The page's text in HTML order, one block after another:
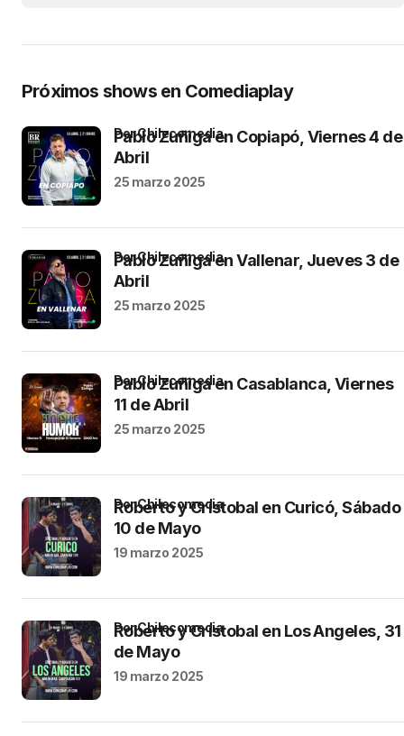
Próximos shows en Comediaplay
Pablo Zuñiga en Copiapó, Viernes 4 de
Abril
por Chilecomedia
25 marzo 2025
Pablo Zuñiga en Vallenar, Jueves 3 de
Abril
por Chilecomedia
25 marzo 2025
Pablo Zuñiga en Casablanca, Viernes
11 de Abril
por Chilecomedia
25 marzo 2025
Roberto y Cristobal en Curicó, Sábado
10 de Mayo
por Chilecomedia
19 marzo 2025
Roberto y Cristobal en Los Angeles, 31
de Mayo
por Chilecomedia
19 marzo 2025